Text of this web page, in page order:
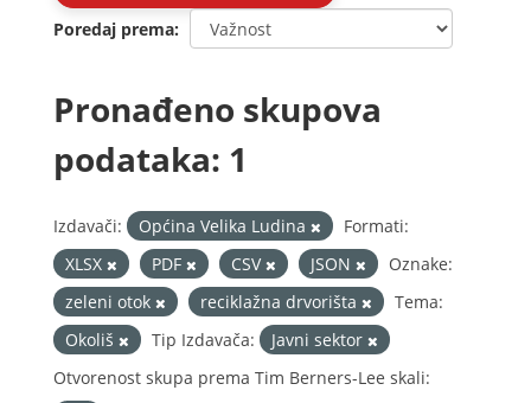
Poredaj prema
Pronađeno skupova
podataka: 1
Izdavači: Općina Velika Ludina
Formati:
XLSX
PDF CSV JSON
Oznake:
zeleni otok
reciklažna drvorišta
Tema:
Okoliš
Tip Izdavača:
Javni sektor
Otvorenost skupa prema Tim Berners-Lee skali: